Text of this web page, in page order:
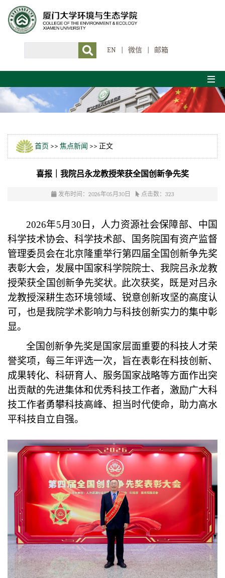
EN 微信 邮箱
首页 >> 焦点新闻 >> 正文
喜报｜我院吕永龙教授荣获全国创新争先奖
发布时间：2026年05月30日 点击数： 323
2026年5月 30 日，人力资源社会保障部、中国
科学技术协会、科学技术部、国务院国有资产监督
管理委员会在北京隆重举行第四届全国创新争先奖
表彰大会，发展中国家科学院院士、我院吕永龙教
授荣获全国创新争先奖状。
此次获奖，既是对吕永
龙教授深耕生态环境领域、锐意创新攻坚的高度认
可，也是我院学术影响力与科技创新实力的集中彰
显。
全国创新争先奖是国家层面重要的科技人才荣
誉奖项，每三年评选一次，旨在表彰在科技创新、
成果转化、科研育人、服务国家战略等方面作出突
出贡献的先进集体和优秀科技工作者，激励广大科
技工作者勇攀科技高峰、担当时代使命，助力高水
平科技自立自强。